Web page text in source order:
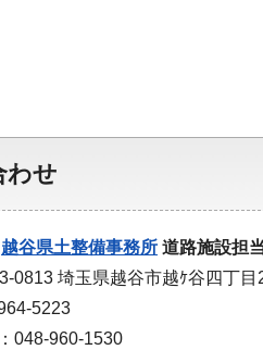
わせ
越谷県土整備事務所 道路施設担
0813 埼玉県越谷市越ｹ谷四丁
5223
048-960-1530